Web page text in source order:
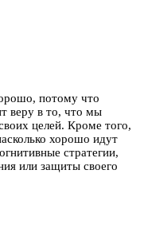
потому что
веру в то, что мы
целей. Кроме того,
хорошо идут
стратегии,
или защиты своего